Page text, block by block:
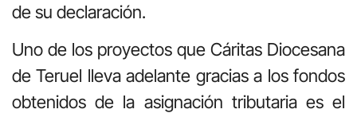
de su declaración.
Uno de los proyectos que Cáritas Diocesana
de Teruel lleva adelante gracias a los fondos
obtenidos de la asignación tributaria es el